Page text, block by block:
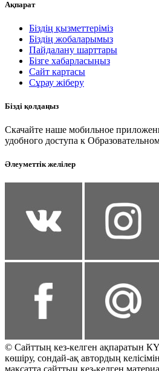
Ақпарат
Біздің қызметтеріміз
Біздің жобаларымыз
Пайдалану шарттары
Бізге хабарласыңыз
Сайт картасы
Сұрау жіберу
Бізді қолдаңыз
Скачайте наше мобильное
удобного доступа к
Әлеуметтік желілер
© Сайттың кез-келген ақпаратын
көшіру, сондай-ақ автордың